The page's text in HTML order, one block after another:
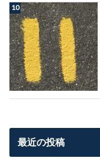
最近の投稿